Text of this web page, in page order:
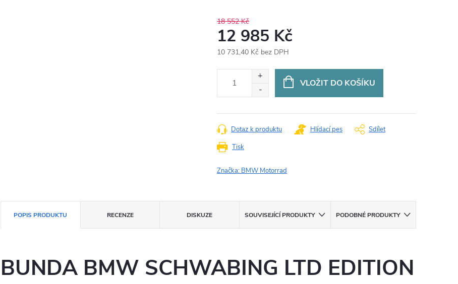
18 552 Kč
12 985 Kč
10 731,40 Kč bez DPH
VLOŽIT DO KOŠÍKU
Tisk
Dotaz k produktu Hlídací pes Sdílet
Značka: BMW Motorrad
POPIS PRODUKTU RECENZE DISKUZE SOUVISEJÍCÍ PRODUKTY PODOBNÉ PRODUKTY
BUNDA BMW SCHWABING LTD EDITION